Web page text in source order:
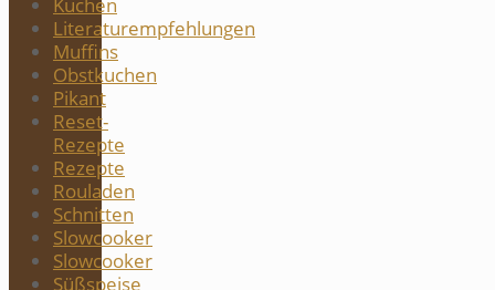
Literaturempfehlungen
Muffins
Obstkuchen
Pikant
Reset-
Rezepte
Rezepte
Rouladen
Schnitten
Slowcooker
Slowcooker
Süßspeise